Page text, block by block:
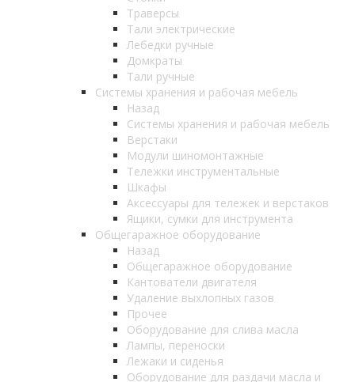
Траверсы
Тали электрические
Лебедки ручные
Домкраты
Тали ручные
Системы хранения и рабочая мебель
Назад
Системы хранения и рабочая мебель
Верстаки
Модули шиномонтажные
Тележки инструментальные
Шкафы
Аксессуары для тележек и верстаков
Ящики, сумки для инструмента
Общегаражное оборудование
Назад
Общегаражное оборудование
Кантователи двигателя
Удаление выхлопных газов
Прочее
Оборудование для слива масла
Лампы, переноски
Лежаки и сиденья
Оборудование для раздачи масла и